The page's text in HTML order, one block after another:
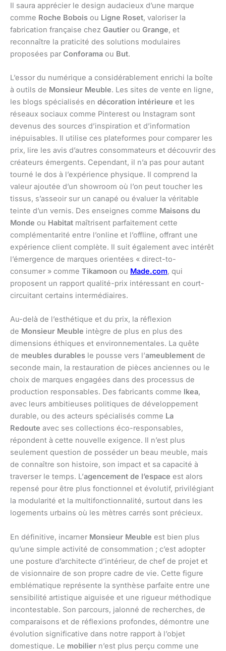
Il saura apprécier le design audacieux d’une marque
comme Roche Bobois ou Ligne Roset, valoriser la
fabrication française chez Gautier ou Grange, et
reconnaître la praticité des solutions modulaires
proposées par Conforama ou But.
L’essor du numérique a considérablement enrichi la boîte
à outils de Monsieur Meuble. Les sites de vente en ligne,
les blogs spécialisés en décoration intérieure et les
réseaux sociaux comme Pinterest ou Instagram sont
devenus des sources d’inspiration et d’information
inépuisables. Il utilise ces plateformes pour comparer les
prix, lire les avis d’autres consommateurs et découvrir des
créateurs émergents. Cependant, il n’a pas pour autant
tourné le dos à l’expérience physique. Il comprend la
valeur ajoutée d’un showroom où l’on peut toucher les
tissus, s’asseoir sur un canapé ou évaluer la véritable
teinte d’un vernis. Des enseignes comme Maisons du
Monde ou Habitat maîtrisent parfaitement cette
complémentarité entre l’online et l’offline, offrant une
expérience client complète. Il suit également avec intérêt
l’émergence de marques orientées « direct-to-
consumer » comme Tikamoon ou Made.com, qui
proposent un rapport qualité-prix intéressant en court-
circuitant certains intermédiaires.
Au-delà de l’esthétique et du prix, la réflexion
de Monsieur Meuble intègre de plus en plus des
dimensions éthiques et environnementales. La quête
de meubles durables le pousse vers l’ameublement de
seconde main, la restauration de pièces anciennes ou le
choix de marques engagées dans des processus de
production responsables. Des fabricants comme Ikea,
avec leurs ambitieuses politiques de développement
durable, ou des acteurs spécialisés comme La
Redoute avec ses collections éco-responsables,
répondent à cette nouvelle exigence. Il n’est plus
seulement question de posséder un beau meuble, mais
de connaître son histoire, son impact et sa capacité à
traverser le temps. L’agencement de l’espace est alors
repensé pour être plus fonctionnel et évolutif, privilégiant
la modularité et la multifonctionnalité, surtout dans les
logements urbains où les mètres carrés sont précieux.
En définitive, incarner Monsieur Meuble est bien plus
qu’une simple activité de consommation ; c’est adopter
une posture d’architecte d’intérieur, de chef de projet et
de visionnaire de son propre cadre de vie. Cette figure
emblématique représente la synthèse parfaite entre une
sensibilité artistique aiguisée et une rigueur méthodique
incontestable. Son parcours, jalonné de recherches, de
comparaisons et de réflexions profondes, démontre une
évolution significative dans notre rapport à l’objet
domestique. Le mobilier n’est plus perçu comme une